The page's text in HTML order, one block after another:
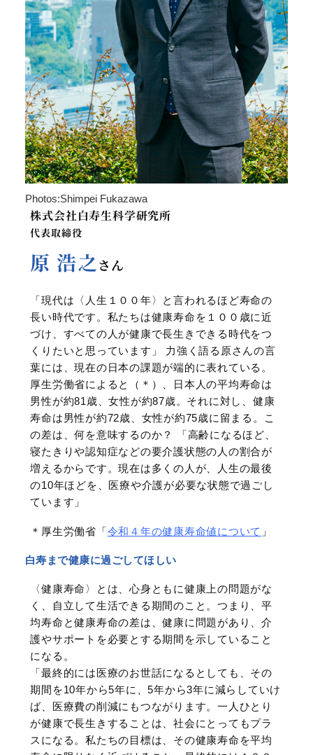
Photos:Shimpei Fukazawa
株式会社白寿生科学研究所
代表取締役
原 浩之さん
「現代は〈人生１００年〉と言われるほど寿命の
長い時代です。私たちは健康寿命を１００歳に近
づけ、すべての人が健康で長生きできる時代をつ
くりたいと思っています」 力強く語る原さんの言
葉には、現在の日本の課題が端的に表れている。
厚生労働省によると（＊）、日本人の平均寿命は
男性が約81歳、女性が約87歳。それに対し、健康
寿命は男性が約72歳、女性が約75歳に留まる。こ
の差は、何を意味するのか？ 「高齢になるほど、
寝たきりや認知症などの要介護状態の人の割合が
増えるからです。現在は多くの人が、人生の最後
の10年ほどを、医療や介護が必要な状態で過ごし
ています」
＊厚生労働省「令和４年の健康寿命値について 」
白寿まで健康に過ごしてほしい
〈健康寿命〉とは、心身ともに健康上の問題がな
く、自立して生活できる期間のこと。つまり、平
均寿命と健康寿命の差は、健康に問題があり、介
護やサポートを必要とする期間を示していること
になる。
「最終的には医療のお世話になるとしても、その
期間を10年から5年に、5年から3年に減らしていけ
ば、医療費の削減にもつながります。一人ひとり
が健康で長生きすることは、社会にとってもプラ
スになる。私たちの目標は、その健康寿命を平均